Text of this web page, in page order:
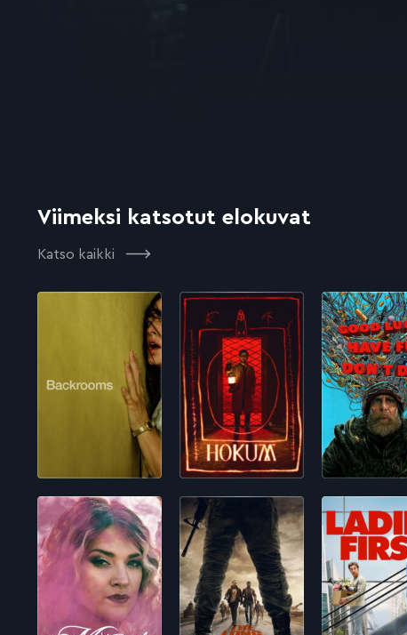
Viimeksi katsotut elokuvat
Katso kaikki